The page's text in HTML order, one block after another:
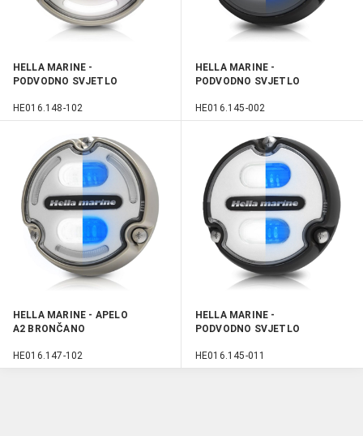
HELLA MARINE -
PODVODNO SVJETLO
HE016.148-102
HELLA MARINE -
PODVODNO SVJETLO
BIJELO/PLAVO
HE016.145-002
HELLA MARINE - APELO
A2 BRONČANO
PODVODNO SVJETLO
HE016.147-102
HELLA MARINE -
PODVODNO SVJETLO
BIJELO/PLAVO
HE016.145-011